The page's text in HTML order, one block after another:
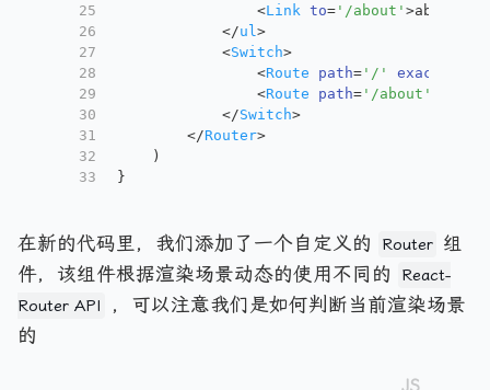
25
26
27
28
29
30
31
32
33
<Link to= '/about'>about
</ul>
<Switch>
<Route path= '/' exact
<Route path= '/about'
</Switch>
</Router>
    )
}
在新的代码里，我们添加了一个自定义的 Router 组
件，该组件根据渲染场景动态的使用不同的
React-
Router API
，可以注意我们是如何判断当前渲染场景
的